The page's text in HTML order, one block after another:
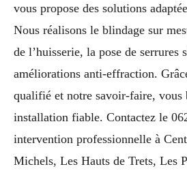
vous propose des solutions
Nous réalisons le blindage sur
de l’huisserie, la pose de serrures
améliorations anti-effraction.
qualifié et notre savoir-faire, vous
installation fiable. Contactez le
intervention professionnelle à
Michels, Les Hauts de Trets, Les